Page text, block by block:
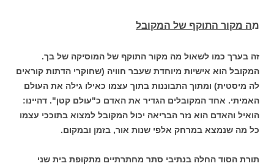
מה מקור התוקף של המקובל
זה בערך כמו לשאול מה מקור התוקף של המוסיקה של בך.
המקובל הוא אישיות מיוחדת שעבר חוויה (שחוקרי הדתות קוראים
לה מיסטית) ומתוך התבוננות בתוך עצמו כאילו גילה את העולם
האמיתי. אחד המקובלים הגדיר את האדם כ"עולם קטן". דהיינו:
הואיל והאדם הוא נזר הבריאה יכול המקובל למצוא בתוככי עצמו
כל מה שנמצא במרחק אלפי שנות אור, בזמן ובמקום.
תורת הסוד החלה בנתיבי סתר מחתרתיים מתקופת בית שני